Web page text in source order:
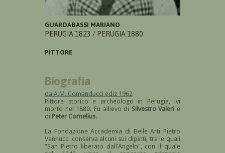
GUARDABASSI MARIANO
PERUGIA 1823 / PERUGIA 1880
PITTORE
Biografia
da A.M. Comanducci ediz 1962
Pittore storico e archeologo in Perugia, ivi
morto nel 1880. Fu allievo di Silvestro Valeri e
di Peter Cornelius.
La Fondazione Accademia di Belle Arti Pietro
Vannucci conserva alcuni sui dipinti, tra le quali
"San Pietro liberato dall'Angelo", con il quale